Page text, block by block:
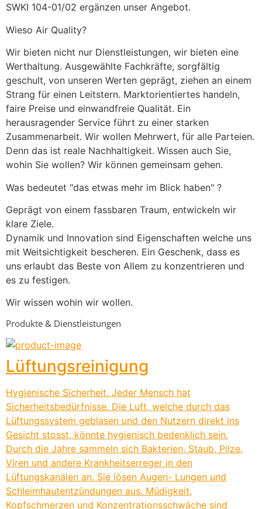
SWKI 104-01/02 ergänzen unser Angebot.
Wieso Air Quality?
Wir bieten nicht nur Dienstleistungen, wir bieten eine
Werthaltung. Ausgewählte Fachkräfte, sorgfältig
geschult, von unseren Werten geprägt, ziehen an einem
Strang für einen Leitstern. Marktorientiertes handeln,
faire Preise und einwandfreie Qualität. Ein
herausragender Service führt zu einer starken
Zusammenarbeit. Wir wollen Mehrwert, für alle Parteien.
Denn das ist reale Nachhaltigkeit. Wissen auch Sie,
wohin Sie wollen? Wir können gemeinsam gehen.
Was bedeutet "das etwas mehr im Blick haben" ?
Geprägt von einem fassbaren Traum, entwickeln wir
klare Ziele.
Dynamik und Innovation sind Eigenschaften welche uns
mit Weitsichtigkeit bescheren. Ein Geschenk, dass es
uns erlaubt das Beste von Allem zu konzentrieren und
es zu festigen.
Wir wissen wohin wir wollen.
Produkte & Dienstleistungen
Lüftungsreinigung
Hygienische Sicherheit. Jeder Mensch hat
Sicherheitsbedürfnisse. Die Luft, welche durch das
Lüftungssystem geblasen und den Nutzern direkt ins
Gesicht stosst, könnte hygienisch bedenklich sein.
Durch die Jahre sammeln sich Bakterien, Staub, Pilze,
Viren und andere Krankheitserreger in den
Lüftungskanälen an. Sie lösen Augen- Lungen und
Schleimhautentzündungen aus. Müdigkeit,
Kopfschmerzen und Konzentrationsschwäche sind